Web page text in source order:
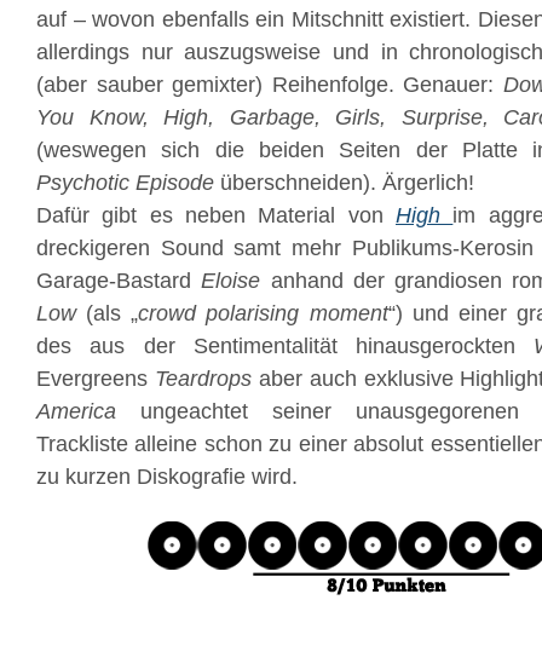
auf – wovon ebenfalls ein Mitschnitt existiert.
allerdings nur auszugsweise und in
(aber sauber gemixter) Reihenfolge. Genauer:
You Know, High, Garbage, Girls, Surprise,
(weswegen sich die beiden Seiten der Platte
Psychotic Episode überschneiden). Ärgerlich!
Dafür gibt es neben Material von High im
dreckigeren Sound samt mehr Publikums-
Garage-BastardEloise anhand der grandiosen
Low(als „crowd polarising moment“) und einer
des aus der Sentimentalität hinausgerockten
Evergreens Teardropsaber auch exklusive
America ungeachtet seiner unausgegorenen
Trackliste alleine schon zu einer absolut
zu kurzen Diskografie wird.